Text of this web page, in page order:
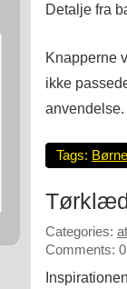
Detalje fra
Knapperne
ikke
anvendelse.
Tags:
Categories:
Comments: 0